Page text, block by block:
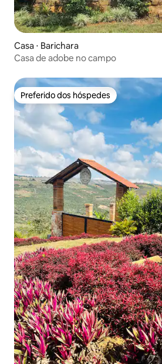
Casa ⋅ Barichara
Casa de adobe no campo
Preferido dos hóspedes
Preferido dos hóspedes